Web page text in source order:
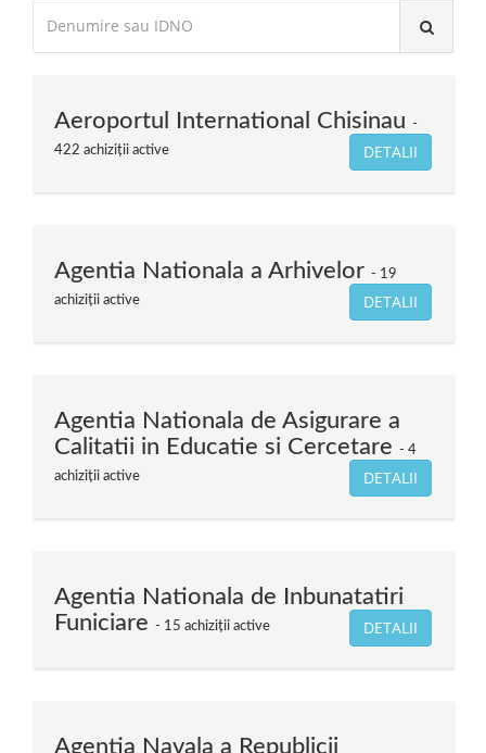
Aeroportul International Chisinau
422 achiziții active DETALII
Agentia Nationala a Arhivelor
19
achiziții active
DETALII
Agentia Nationala de Asigurare a
Calitatii in Educatie si Cercetare
4
achiziții active
DETALII
Agentia Nationala de Inbunatatiri
Funiciare
15 achiziții active DETALII
Agentia Navala a Republicii